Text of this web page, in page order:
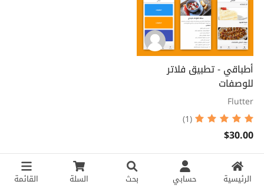
الرئيسية حسابي بحث السلة القائمة
أطباقي - تطبيق فلاتر
للوصفات
Flutter
(1)
$30.00